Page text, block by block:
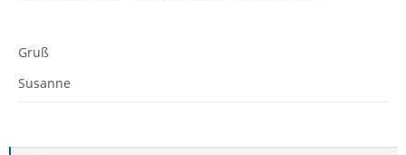
Gruß
Susanne